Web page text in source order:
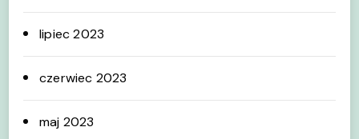
lipiec 2023
czerwiec 2023
maj 2023